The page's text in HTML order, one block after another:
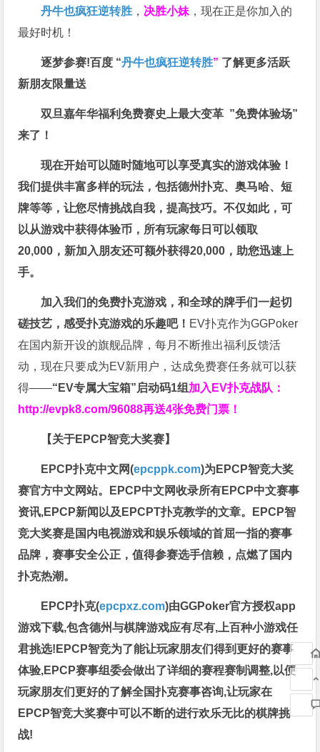
丹牛也疯狂逆转胜 ， 决胜小妹 ，现在正是你加入的
最好时机！
逐梦参赛!百度 “丹牛也疯狂逆转胜” 了解更多活跃
新朋友限量送
双旦嘉年华福利免费赛史上最大变革 ”免费体验场”
来了！
现在开始可以随时随地可以享受真实的游戏体验！
我们提供丰富多样的玩法，包括德州扑克、奥马哈、短
牌等等，让您尽情挑战自我，提高技巧。不仅如此，可
以从游戏中获得体验币，所有玩家每日可以领取
20,000，新加入朋友还可额外获得20,000，助您迅速上
手。
加入我们的免费扑克游戏，和全球的牌手们一起切
磋技艺，感受扑克游戏的乐趣吧！ EV扑克作为GGPoker
在国内新开设的旗舰品牌，每月不断推出福利反馈活
动，现在只要成为EV新用户，达成免费赛任务就可以获
得——“EV专属大宝箱”启动码1组 加入EV扑克战队：
http://evpk8.com/96088再送4张免费门票！
【关于EPCP智竞大奖赛】
EPCP扑克中文网(epcppk.com)为EPCP智竞大奖
赛官方中文网站。EPCP中文网收录所有EPCP中文赛事
资讯,EPCP新闻以及EPCPT扑克教学的文章。EPCP智
竞大奖赛是国内电视游戏和娱乐领域的首屈一指的赛事
品牌，赛事安全公正，值得参赛选手信赖，点燃了国内
扑克热潮。
EPCP扑克(epcpxz.com)由GGPoker官方授权app
游戏下载,包含德州与棋牌游戏应有尽有,上百种小游戏任
君挑选!EPCP智竞为了能让玩家朋友们得到更好的赛事
体验,EPCP赛事组委会做出了详细的赛程赛制调整,以便
玩家朋友们更好的了解全国扑克赛事咨询,让玩家在
EPCP智竞大奖赛中可以不断的进行欢乐无比的棋牌挑
战!